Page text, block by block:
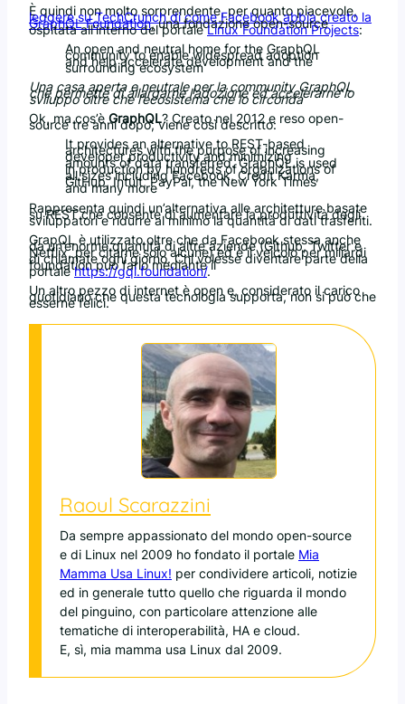
È quindi non molto sorprendente, per quanto piacevole,
leggere su TechCrunch di come Facebook abbia creato la
GraphQL Foundation, una fondazione open-source
ospitata all’interno del portaleLinux Foundation Projects:
An open and neutral home for the GraphQL
community to enable widespread adoption
and help accelerate development and the
surrounding ecosystem
Una casa aperta e neutrale per la community GraphQL
che permette di allargarne l’adozione ed accelerarne lo
sviluppo oltre che l’ecosistema che lo circonda
Ok, ma cos’è GraphQL? Creato nel 2012 e reso open-
source tre anni dopo, viene così descritto:
It provides an alternative to REST-based
architectures with the purpose of increasing
developer productivity and minimizing
amounts of data transferred. GraphQL is used
in production by hundreds of organizations of
all sizes including Facebook, Credit Karma,
GitHub, Intuit, PayPal, the New York Times
and many more
Rappresenta quindi un’alternativa alle architetture basate
su REST che consente di aumentare la produttività degli
sviluppatori e ridurre al minimo la quantità di dati trasferiti.
GrapQL è utilizzato oltre che da Facebook stessa anche
da un’enorme quantità di altre aziende (Github, Twitter e
Netflix, per citarne solo alcune) ed è il veicolo per miliardi
di chiamate ogni giorno. Chi volesse diventare parte della
foundation può farlo mediante il
portalehttps://gql.foundation/.
Un altro pezzo di internet è open e, considerato il carico
quotidiano che questa tecnologia supporta, non si può che
esserne felici.
Raoul Scarazzini
Da sempre appassionato del mondo open-source
e di Linux nel 2009 ho fondato il portale Mia
Mamma Usa Linux! per condividere articoli, notizie
ed in generale tutto quello che riguarda il mondo
del pinguino, con particolare attenzione alle
tematiche di interoperabilità, HA e cloud.
E, sì, mia mamma usa Linux dal 2009.